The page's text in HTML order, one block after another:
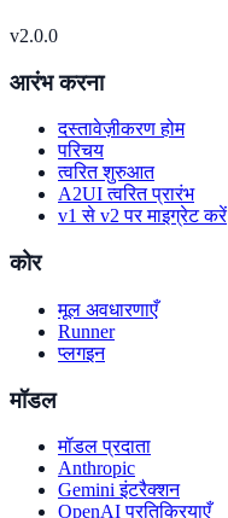
v2.0.0
आरंभ करना
दस्तावेज़ीकरण होम
परिचय
त्वरित शुरुआत
A2UI त्वरित प्रारंभ
v1 से v2 पर माइग्रेट करें
कोर
मूल अवधारणाएँ
Runner
प्लगइन
मॉडल
मॉडल प्रदाता
Anthropic
Gemini इंटरैक्शन
OpenAI प्रतिक्रियाएँ